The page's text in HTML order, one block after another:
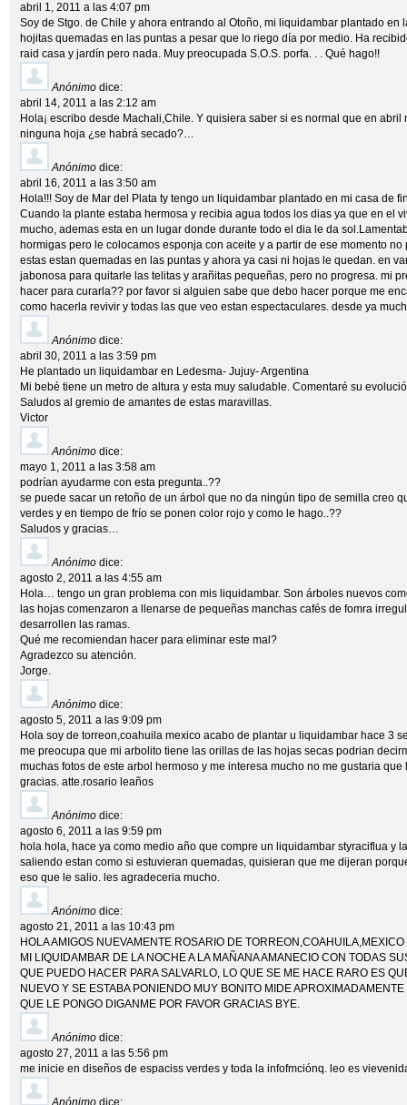
abril 1, 2011 a las 4:07 pm
Soy de Stgo. de Chile y ahora entrando al Otoño, mi liquidambar plantado en
hojitas quemadas en las puntas a pesar que lo riego día por medio. Ha
raid casa y jardín pero nada. Muy preocupada S.O.S. porfa. . . Qué hago!!
Anónimo dice:
abril 14, 2011 a las 2:12 am
Hola¡ escribo desde Machali,Chile. Y quisiera saber si es normal que en
ninguna hoja ¿se habrá secado?…
Anónimo dice:
abril 16, 2011 a las 3:50 am
Hola!!! Soy de Mar del Plata ty tengo un liquidambar plantado en mi casa de
Cuando la plante estaba hermosa y recibia agua todos los dias ya que en el
mucho, ademas esta en un lugar donde durante todo el dia le da
hormigas pero le colocamos esponja con aceite y a partir de ese momento
estas estan quemadas en las puntas y ahora ya casi ni hojas le quedan. en
jabonosa para quitarle las telitas y arañitas pequeñas, pero no progresa. mi
hacer para curarla?? por favor si alguien sabe que debo hacer porque me
como hacerla revivir y todas las que veo estan espectaculares. desde ya
Anónimo dice:
abril 30, 2011 a las 3:59 pm
He plantado un liquidambar en Ledesma- Jujuy- Argentina
Mi bebé tiene un metro de altura y esta muy saludable. Comentaré su
Saludos al gremio de amantes de estas maravillas.
Victor
Anónimo dice:
mayo 1, 2011 a las 3:58 am
podrían ayudarme con esta pregunta..??
se puede sacar un retoño de un árbol que no da ningún tipo de semilla creo
verdes y en tiempo de frío se ponen color rojo y como le hago..??
Saludos y gracias…
Anónimo dice:
agosto 2, 2011 a las 4:55 am
Hola… tengo un gran problema con mis liquidambar. Son árboles nuevos
las hojas comenzaron a llenarse de pequeñas manchas cafés de fomra
desarrollen las ramas.
Qué me recomiendan hacer para eliminar este mal?
Agradezco su atención.
Jorge.
Anónimo dice:
agosto 5, 2011 a las 9:09 pm
Hola soy de torreon,coahuila mexico acabo de plantar u liquidambar hace 3
me preocupa que mi arbolito tiene las orillas de las hojas secas podrian
muchas fotos de este arbol hermoso y me interesa mucho no me gustaria
gracias. atte.rosario leaños
Anónimo dice:
agosto 6, 2011 a las 9:59 pm
hola hola, hace ya como medio año que compre un liquidambar styraciflua y
saliendo estan como si estuvieran quemadas, quisieran que me dijeran
eso que le salio. les agradeceria mucho.
Anónimo dice:
agosto 21, 2011 a las 10:43 pm
HOLA AMIGOS NUEVAMENTE ROSARIO DE TORREON,COAHUILA,MEXICO
MI LIQUIDAMBAR DE LA NOCHE A LA MAÑANA AMANECIO CON TODAS
QUE PUEDO HACER PARA SALVARLO, LO QUE SE ME HACE RARO ES
NUEVO Y SE ESTABA PONIENDO MUY BONITO MIDE
QUE LE PONGO DIGANME POR FAVOR GRACIAS BYE.
Anónimo dice:
agosto 27, 2011 a las 5:56 pm
me inicie en diseños de espaciss verdes y toda la infofmciónq. leo es
Anónimo dice: